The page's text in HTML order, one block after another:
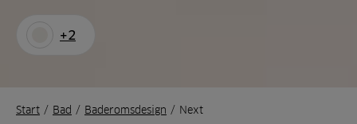
+2
Start / Bad / Baderomsdesign / Next